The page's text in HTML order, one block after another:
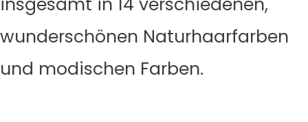
wunderschönen Naturhaarfarben
und modischen Farben.